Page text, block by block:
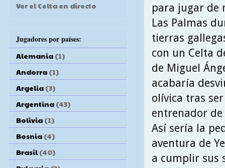
para jugar de
Las Palmas
tierras
con un Celta
de Miguel
acabaría
olívica tras
entrenador de
Así sería la
aventura de
a cumplir sus
Ver el Celta en directo
Jugadores por países:
Alemania (1)
Andorra (1)
Argelia (3)
Argentina (43)
Bolivia (1)
Bosnia (4)
Brasil (40)